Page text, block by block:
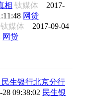
相 钛媒体 2017-
网贷
钛媒体 2017-09-04
网贷
生银行北京分行
28 09:38:02 民生银